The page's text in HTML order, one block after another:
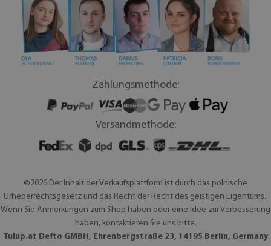
Zahlungsmethode:
Versandmethode:
©2026 Der Inhalt der Verkaufsplattform ist durch das polnische
Urheberrechtsgesetz und das Recht der Recht des geistigen Eigentums..
Wenn Sie Anmerkungen zum Shop haben oder eine Idee zur Verbesserung
haben, kontaktieren Sie uns bitte.
Tulup.at Defto GMBH, Ehrenbergstraße 23, 14195 Berlin, Germany